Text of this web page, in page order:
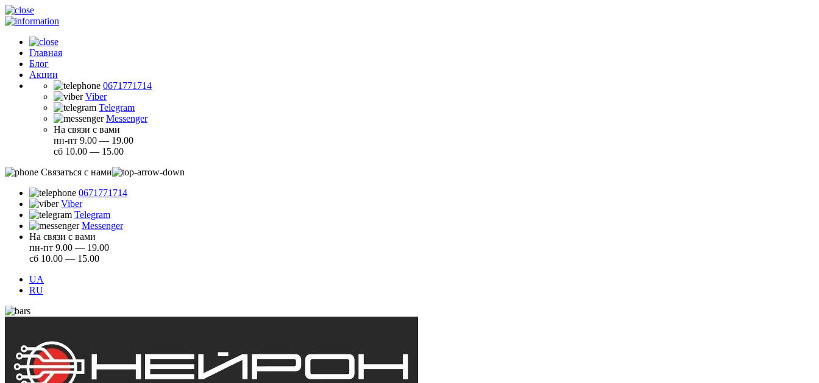
Главная
Блог
Акции
0671771714
Viber
Telegram
Messenger
На связи с вами
пн-пт 9.00 — 19.00
сб 10.00 — 15.00
Связаться с нами
0671771714
Viber
Telegram
Messenger
На связи с вами
пн-пт 9.00 — 19.00
сб 10.00 — 15.00
UA
RU